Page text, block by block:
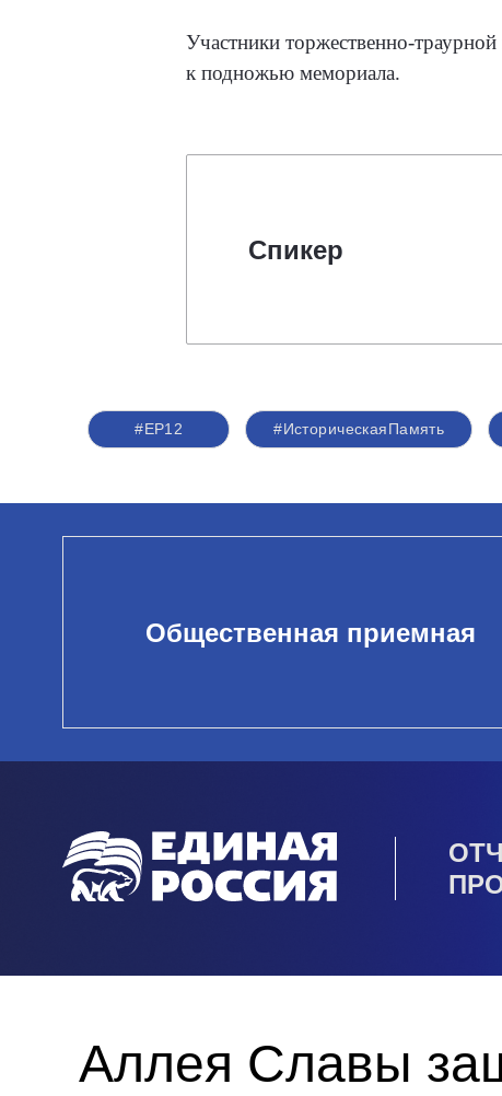
Участники торжественно-
к подножью мемориала.
Спикер
#ЕР12 #ИсторическаяПамять
Общественная приемная
Аллея Славы